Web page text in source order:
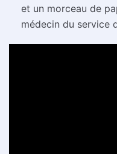
et un morceau de
médecin du service